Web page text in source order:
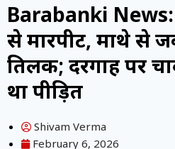
Barabanki News:
से मारपीट, माथे से
तिलक; दरगाह पर
था पीड़ित
Shivam Verma
February 6, 2026